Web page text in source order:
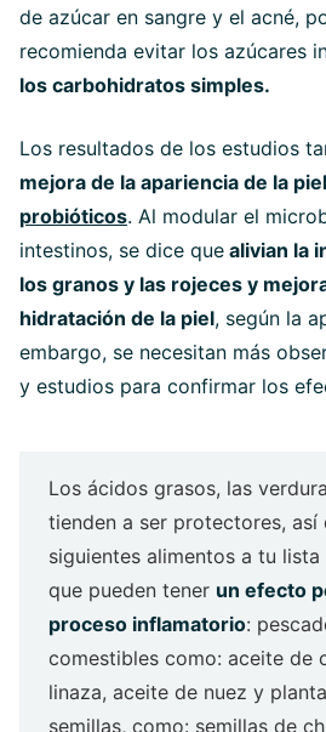
de azúcar en sangre y el acné,
recomienda evitar los azúcares
los carbohidratos simples.
Los resultados de los estudios
mejora de la apariencia de la
probióticos. Al modular el
intestinos, se dice que alivian la
los granos y las rojeces y
hidratación de la piel, según la
embargo, se necesitan más
y estudios para confirmar los
Los ácidos grasos, las
tienden a ser protectores, así
siguientes alimentos a tu
que pueden tener un efecto
proceso inflamatorio:
comestibles como: aceite de
linaza, aceite de nuez y
semillas, como: semillas de